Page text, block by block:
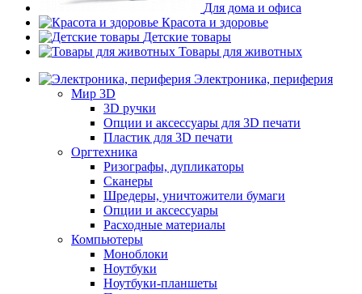
Для дома и офиса
Красота и здоровье
Детские товары
Товары для животных
Электроника, периферия
Мир 3D
3D ручки
Опции и аксессуары для 3D печати
Пластик для 3D печати
Оргтехника
Ризографы, дупликаторы
Сканеры
Шредеры, уничтожители бумаги
Опции и аксессуары
Расходные материалы
Компьютеры
Моноблоки
Ноутбуки
Ноутбуки-планшеты